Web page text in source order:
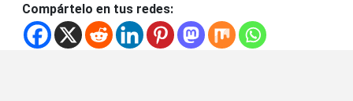
Compártelo en tus redes: